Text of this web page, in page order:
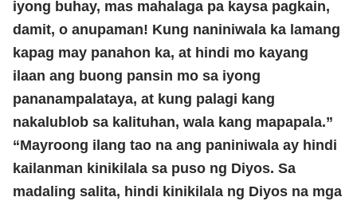
iyong buhay, mas mahalaga pa kaysa pagkain,
damit, o anupaman! Kung naniniwala ka lamang
kapag may panahon ka, at hindi mo kayang
ilaan ang buong pansin mo sa iyong
pananampalataya, at kung palagi kang
nakalublob sa kalituhan, wala kang mapapala.”
“Mayroong ilang tao na ang paniniwala ay hindi
kailanman kinikilala sa puso ng Diyos. Sa
madaling salita, hindi kinikilala ng Diyos na mga